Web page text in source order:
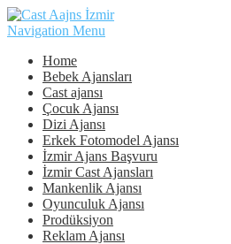
Navigation Menu
Home
Bebek Ajansları
Cast ajansı
Çocuk Ajansı
Dizi Ajansı
Erkek Fotomodel Ajansı
İzmir Ajans Başvuru
İzmir Cast Ajansları
Mankenlik Ajansı
Oyunculuk Ajansı
Prodüksiyon
Reklam Ajansı